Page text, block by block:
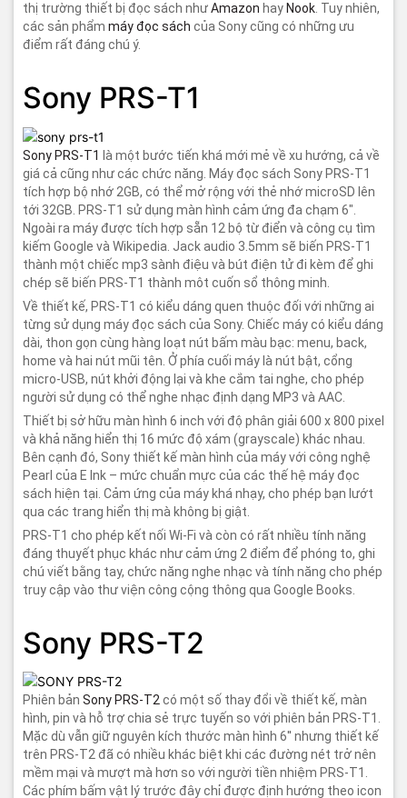
thị trường thiết bị đọc sách nhưAmazon hay Nook . Tuy nhiên,
các sản phẩm máy đọc sách của Sony cũng có những ưu
điểm rất đáng chú ý.
Sony PRS-T1
Sony PRS-T1 là một bước tiến khá mới mẻ về xu hướng, cả về
giá cả cũng như các chức năng. Máy đọc sách Sony PRS-T1
tích hợp bộ nhớ 2GB, có thể mở rộng với thẻ nhớ microSD lên
tới 32GB. PRS-T1 sử dụng màn hình cảm ứng đa chạm 6".
Ngoài ra máy được tích hợp sẵn 12 bộ từ điển và công cụ tìm
kiếm Google và Wikipedia. Jack audio 3.5mm sẽ biến PRS-T1
thành một chiếc mp3 sành điệu và bút điện tử đi kèm để ghi
chép sẽ biến PRS-T1 thành môt cuốn sổ thông minh.
Về thiết kế, PRS-T1 có kiểu dáng quen thuộc đối với những ai
từng sử dụng máy đọc sách của Sony. Chiếc máy có kiểu dáng
dài, thon gọn cùng hàng loạt nút bấm màu bạc: menu, back,
home và hai nút mũi tên. Ở phía cuối máy là nút bật, cổng
micro-USB, nút khởi động lại và khe cắm tai nghe, cho phép
người sử dụng có thể nghe nhạc định dạng MP3 và AAC.
Thiết bị sở hữu màn hình 6 inch với độ phân giải 600 x 800 pixel
và khả năng hiển thị 16 mức độ xám (grayscale) khác nhau.
Bên cạnh đó, Sony thiết kế màn hình của máy với công nghệ
Pearl của E Ink – mức chuẩn mực của các thế hệ máy đọc
sách hiện tại. Cảm ứng của máy khá nhạy, cho phép bạn lướt
qua các trang hiển thị mà không bị giật.
PRS-T1 cho phép kết nối Wi-Fi và còn có rất nhiều tính năng
đáng thuyết phục khác như cảm ứng 2 điểm để phóng to, ghi
chú viết bằng tay, chức năng nghe nhạc và tính năng cho phép
truy cập vào thư viện công cộng thông qua Google Books.
Sony PRS-T2
Phiên bản Sony PRS-T2có một số thay đổi về thiết kế, màn
hình, pin và hỗ trợ chia sẻ trực tuyến so với phiên bản PRS-T1.
Mặc dù vẫn giữ nguyên kích thước màn hình 6'' nhưng thiết kế
trên PRS-T2 đã có nhiều khác biệt khi các đường nét trở nên
mềm mại và mượt mà hơn so với người tiền nhiệm PRS-T1.
Các phím bấm vật lý trước đây chỉ được định hướng theo icon